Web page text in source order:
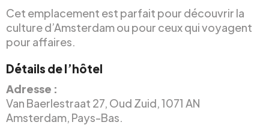
Cet emplacement est parfait pour découvrir la
culture d’Amsterdam ou pour ceux qui voyagent
pour affaires.
Détails de l’hôtel
Adresse :
Van Baerlestraat 27, Oud Zuid, 1071 AN
Amsterdam, Pays-Bas.